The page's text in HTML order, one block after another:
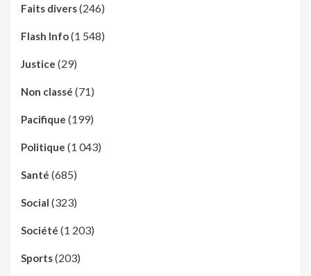
Faits divers(246)
Flash Info(1 548)
Justice (29)
Non classé (71)
Pacifique (199)
Politique (1 043)
Santé (685)
Social (323)
Société (1 203)
Sports(203)